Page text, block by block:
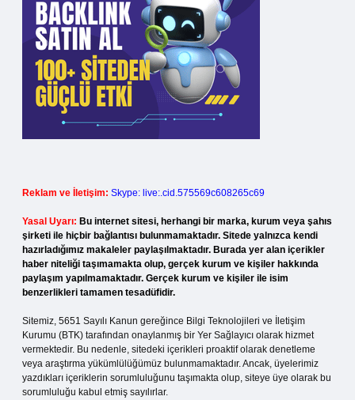
Reklam ve İletişim: Skype: live:.cid.575569c608265c69
Yasal Uyarı: Bu internet sitesi, herhangi bir marka, kurum veya şahıs
şirketi ile hiçbir bağlantısı bulunmamaktadır. Sitede yalnızca kendi
hazırladığımız makaleler paylaşılmaktadır. Burada yer alan içerikler
haber niteliği taşımamakta olup, gerçek kurum ve kişiler hakkında
paylaşım yapılmamaktadır. Gerçek kurum ve kişiler ile isim
benzerlikleri tamamen tesadüfidir.
Sitemiz, 5651 Sayılı Kanun gereğince Bilgi Teknolojileri ve İletişim
Kurumu (BTK) tarafından onaylanmış bir Yer Sağlayıcı olarak hizmet
vermektedir. Bu nedenle, sitedeki içerikleri proaktif olarak denetleme
veya araştırma yükümlülüğümüz bulunmamaktadır. Ancak, üyelerimiz
yazdıkları içeriklerin sorumluluğunu taşımakta olup, siteye üye olarak bu
sorumluluğu kabul etmiş sayılırlar.